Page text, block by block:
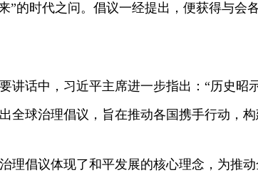
”的时代之问。倡议一经提出，便获得与会
话中，习近平主席进一步指出：“历史昭
全球治理倡议，旨在推动各国携手行动，
倡议体现了和平发展的核心理念，为推动